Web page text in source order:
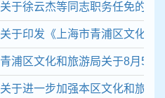
关于徐云杰等同志职务任免的通
关于印发《上海市青浦区文化和
青浦区文化和旅游局关于8月5日
关于进一步加强本区文化和旅游